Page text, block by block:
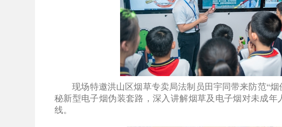
现场特邀洪山区烟草专卖局法制员田宇同带来防范“烟
秘新型电子烟伪装套路，深入讲解烟草及电子烟对未成
线。